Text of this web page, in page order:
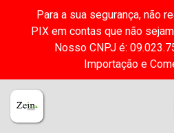
Para a sua segurança, não
PIX em contas que não
Nosso CNPJ é:
Importação e